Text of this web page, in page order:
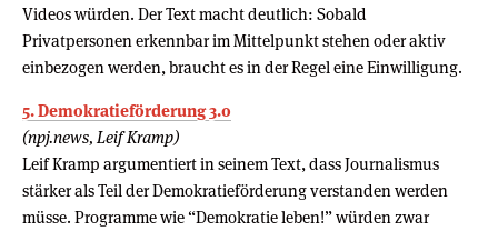
Videos würden. Der Text macht deutlich: Sobald
Privatpersonen erkennbar im Mittelpunkt stehen oder aktiv
einbezogen werden, braucht es in der Regel eine Einwilligung.
5. Demokratieförderung 3.0
(npj.news, Leif Kramp)
Leif Kramp argumentiert in seinem Text, dass Journalismus
stärker als Teil der Demokratieförderung verstanden werden
müsse. Programme wie “Demokratie leben!” würden zwar